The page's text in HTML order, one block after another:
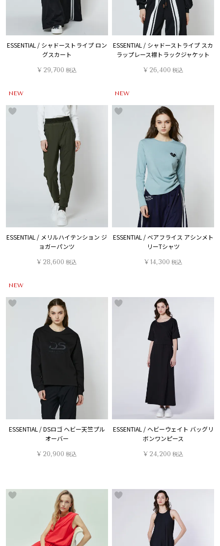
ESSENTIAL / シャドーストライプ ロン
グスカート
¥ 29,700 税込
ESSENTIAL / シャドーストライプ スカ
ラップレース襟トラックジャケット
¥ 26,400 税込
NEW
ESSENTIAL / メリルハイテンション ジ
ョガーパンツ
¥ 28,600 税込
NEW
ESSENTIAL / ベアフライス アシンメト
リーTシャツ
¥ 14,300 税込
NEW
ESSENTIAL / DSロゴ ヘビー天竺プル
オーバー
¥ 20,900 税込
ESSENTIAL / ヘビーウェイト バッグリ
ボンワンピース
¥ 24,200 税込